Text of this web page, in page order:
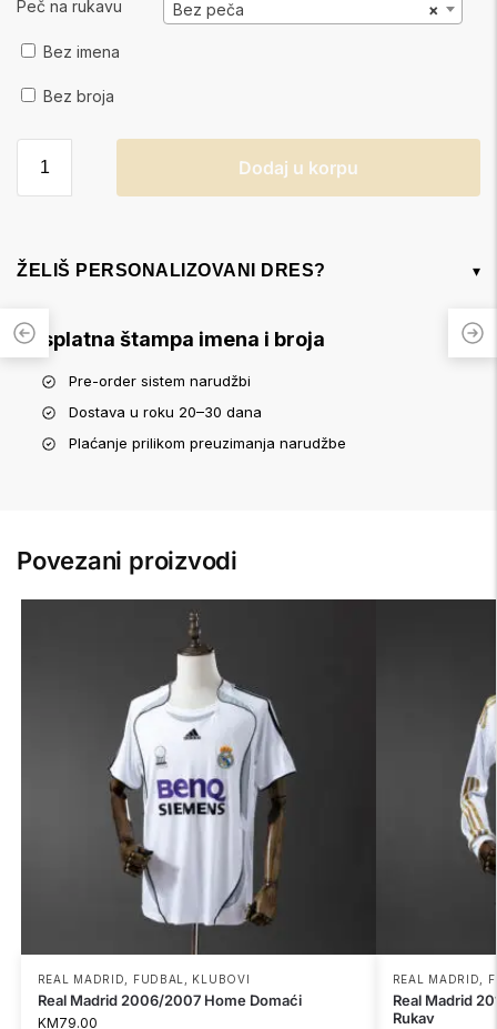
Peč na rukavu ×
Bez peča
Bez imena
Bez broja
Dodaj u korpu
ŽELIŠ PERSONALIZOVANI DRES? ▾
Besplatna štampa imena i broja
Pre-order sistem narudžbi
Dostava u roku 20–30 dana
Plaćanje prilikom preuzimanja narudžbe
Povezani proizvodi
REAL MADRID FUDBAL KLUBOVI
Real Madrid 2006/2007 Home Domaći
KM79.00
REAL MADRID
Real Madrid
Rukav